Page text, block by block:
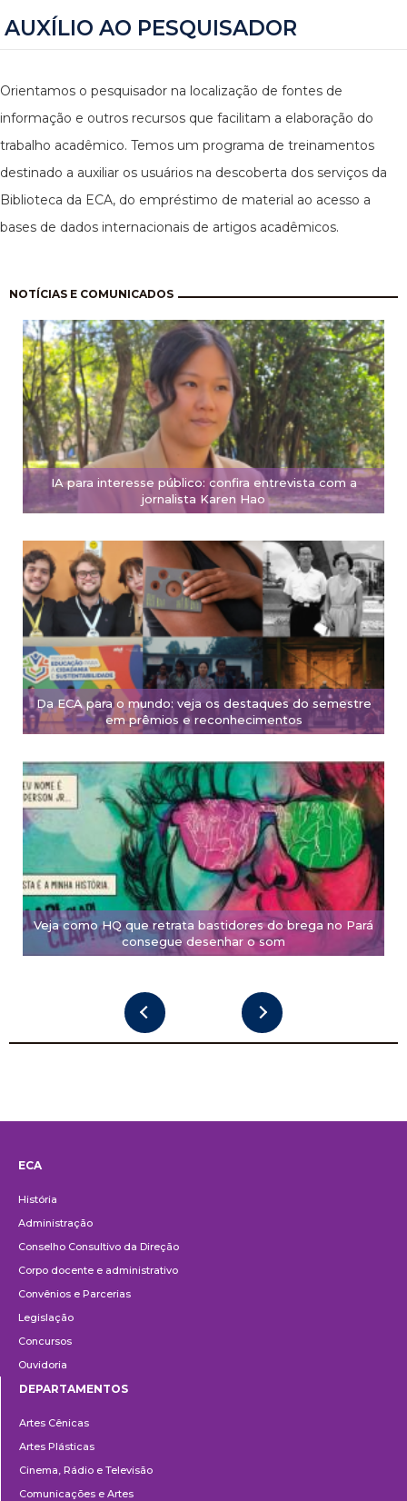
AUXÍLIO AO PESQUISADOR
Orientamos o pesquisador na localização de fontes de
informação e outros recursos que facilitam a elaboração do
trabalho acadêmico. Temos um programa de treinamentos
destinado a auxiliar os usuários na descoberta dos serviços da
Biblioteca da ECA, do empréstimo de material ao acesso a
bases de dados internacionais de artigos acadêmicos.
NOTÍCIAS E COMUNICADOS
IA para interesse público: confira entrevista com a
jornalista Karen Hao
Da ECA para o mundo: veja os destaques do semestre
em prêmios e reconhecimentos
Veja como HQ que retrata bastidores do brega no Pará
consegue desenhar o som
Pagination
ECA
História
Administração
Conselho Consultivo da Direção
Corpo docente e administrativo
Convênios e Parcerias
Legislação
Concursos
Ouvidoria
DEPARTAMENTOS
Artes Cênicas
Artes Plásticas
Cinema, Rádio e Televisão
Comunicações e Artes